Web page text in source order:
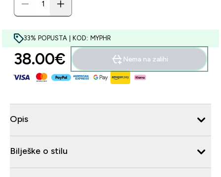
33% POPUSTA | KOD: MYPHR
38.00€‎ Nema na zalihi
Opis
Bilješke o stilu